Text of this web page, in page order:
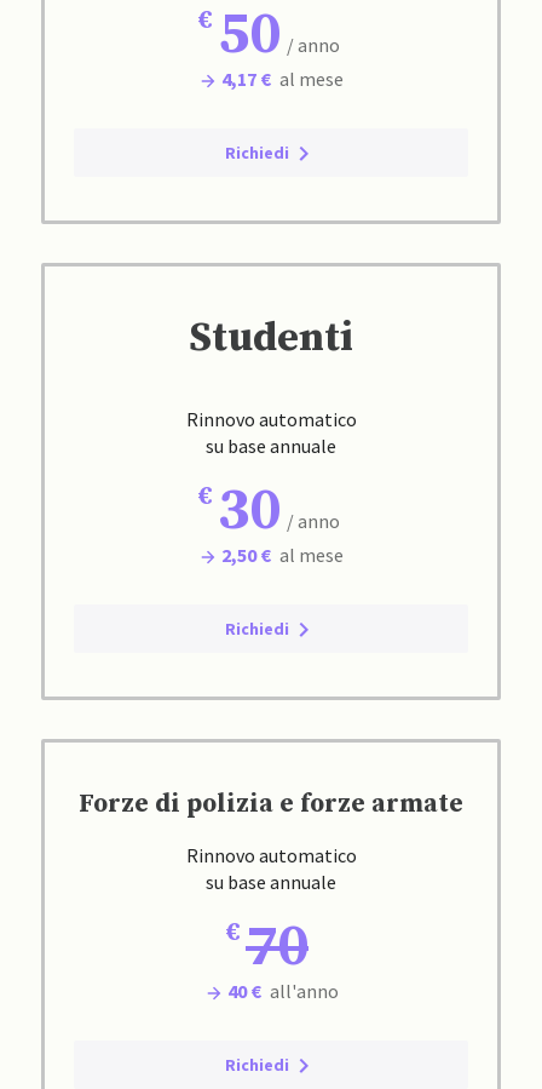
50 / anno
4,17 € al mese
Richiedi
Studenti
Rinnovo automatico
su base annuale
30 / anno
2,50 € al mese
Richiedi
Forze di polizia e forze armate
Rinnovo automatico
su base annuale
70
40 € all'anno
Richiedi